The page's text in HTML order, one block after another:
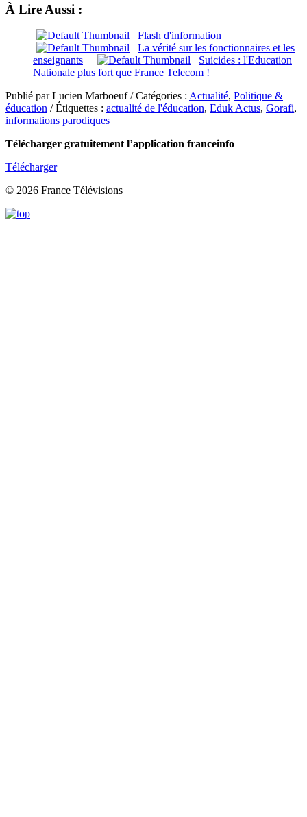
À Lire Aussi :
Flash d'information
La vérité sur les fonctionnaires et les
enseignants
Suicides : l'Education
Nationale plus fort que France Telecom !
Publié par Lucien Marboeuf / Catégories : Actualité, Politique &
éducation / Étiquettes : actualité de l'éducation, Eduk Actus, Gorafi,
informations parodiques
Télécharger gratuitement l’application franceinfo
Télécharger
© 2026 France Télévisions